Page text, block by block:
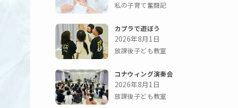
私の子育て奮闘記
カプラで遊ぼう
2026年8月1日
放課後子ども教室
コナウィング演奏会
2026年8月1日
放課後子ども教室